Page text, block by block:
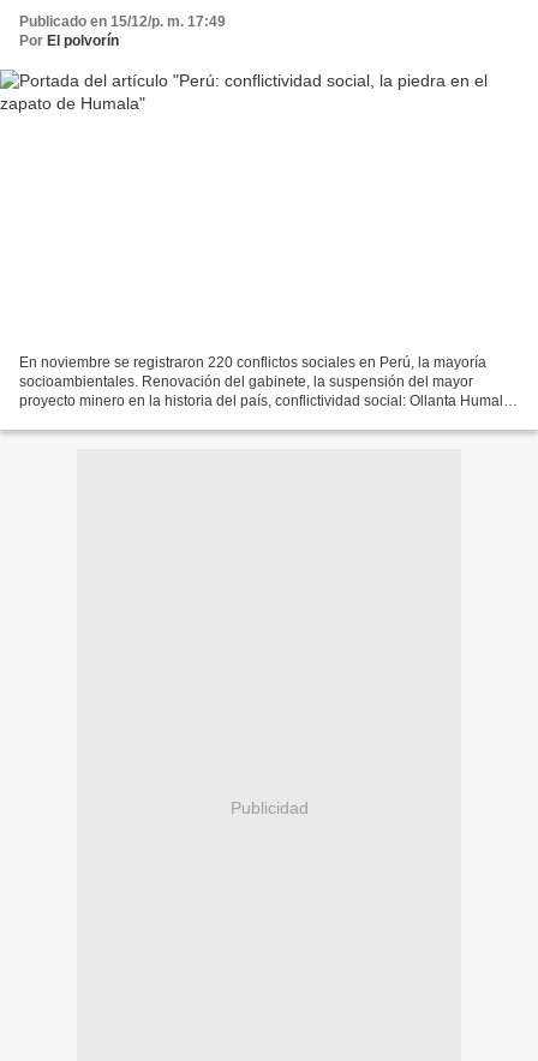
Publicado en 15/12/p. m. 17:49
Por El polvorín
En noviembre se registraron 220 conflictos sociales en Perú, la mayoría
socioambientales. Renovación del gabinete, la suspensión del mayor
proyecto minero en la historia del país, conflictividad social: Ollanta Humala
Publicidad